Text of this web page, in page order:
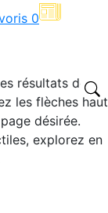
0
résultats de
les flèches haut
désirée.
explorez en